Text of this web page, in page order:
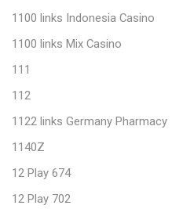
1100 links Indonesia Casino
1100 links Mix Casino
111
112
1122 links Germany Pharmacy
1140Z
12 Play 674
12 Play 702